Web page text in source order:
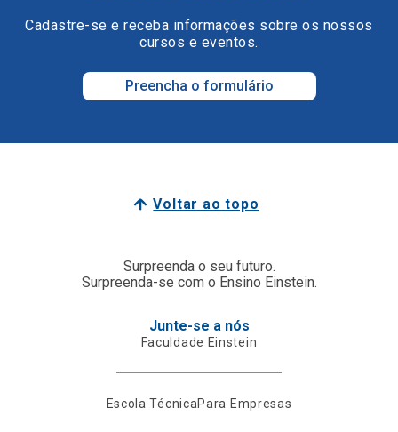
Cadastre-se e receba informações sobre os nossos
cursos e eventos.
Preencha o formulário
Voltar ao topo
Surpreenda o seu futuro.
Surpreenda-se com o Ensino Einstein.
Junte-se a nós
Faculdade Einstein
Escola TécnicaPara Empresas